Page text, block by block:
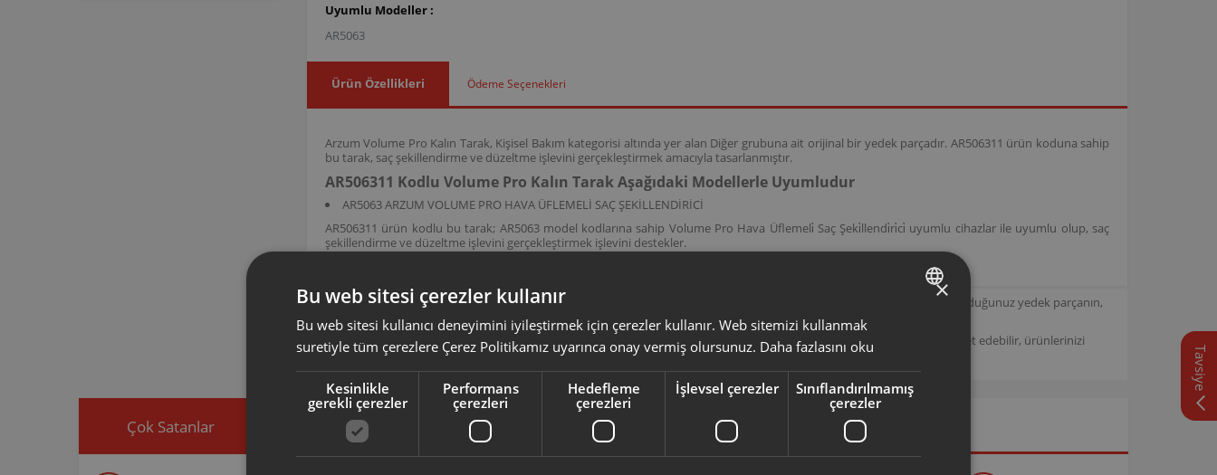
Uyumlu Modeller :
AR5063
Ürün Özellikleri Ödeme Seçenekleri
Arzum Volume Pro Kalın Tarak, Kişisel Bakım kategorisi altında yer alan Diğer grubuna ait orijinal bir yedek parçadır. AR506311 ürün koduna sahip
bu tarak, saç şekillendirme ve düzeltme işlevini gerçekleştirmek amacıyla tasarlanmıştır.
AR506311 Kodlu Volume Pro Kalın Tarak Aşağıdaki Modellerle Uyumludur
AR5063 ARZUM VOLUME PRO HAVA ÜFLEMELİ SAÇ ŞEKİLLENDİRİCİ
AR506311 ürün kodlu bu tarak; AR5063 model kodlarına sahip Volume Pro Hava Üflemeli̇ Saç Şeki̇llendi̇ri̇ci̇ uyumlu cihazlar ile uyumlu olup, saç
şekillendirme ve düzeltme işlevini gerçekleştirmek işlevini destekler.
Arzum orijinal aksesuar ve sarf malzemeleri, ürününüzü uzun ömürlü ve güvenle kullanmanız için tasarlanmıştır. Seçmiş olduğunuz yedek parçanın,
ürününüz için uyumlu olup olmadığını,ürün kodunuz aracılığı ile kontrol ediniz.
Ürününüz ile ilgili kullanım kılavuzu ve kullanım detayları için
https://destek.arzum.com.tr/
Arzum Destek Sitemizi ziyaret edebilir, ürünlerinizi
ekleyip, yedek parça ve garanti bilgilerine kolayca erişebilirsiniz.
Çok Satanlar İndirimdekiler Seçtiklerimiz
Tavsiye
×
Bu web sitesi çerezler kullanır
Bu web sitesi kullanıcı deneyimini iyileştirmek için çerezler kullanır. Web sitemizi kullanmak
suretiyle tüm çerezlere Çerez Politikamız uyarınca onay vermiş olursunuz. Daha fazlasını oku
Kesinlikle
gerekli çerezler
Performans
çerezleri
Hedefleme
çerezleri
İşlevsel çerezler
Sınıflandırılmamış
çerezler